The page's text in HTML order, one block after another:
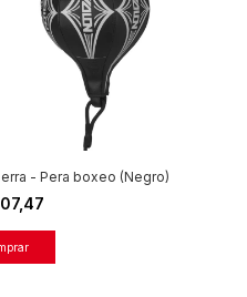
- Pera boxeo (Negro)